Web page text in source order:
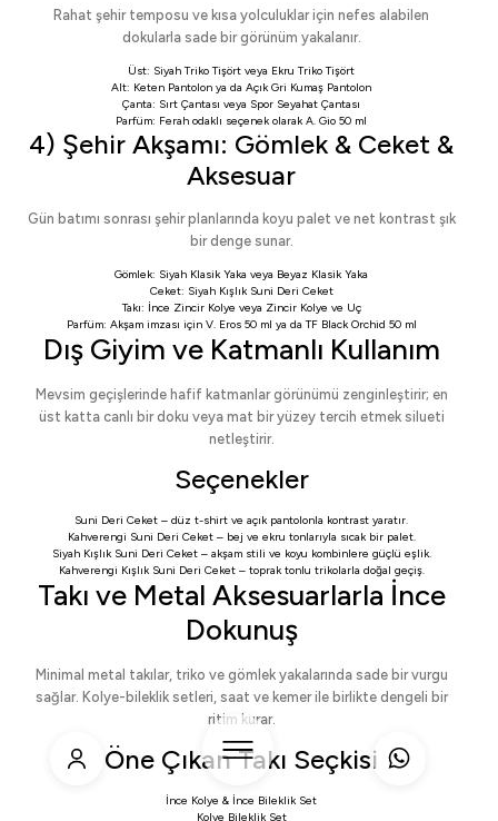
Rahat şehir temposu ve kısa yolculuklar için nefes alabilen
dokularla sade bir görünüm yakalanır.
Üst: Siyah Triko Tişört veya Ekru Triko Tişört
Alt: Keten Pantolon ya da Açık Gri Kumaş Pantolon
Çanta: Sırt Çantası veya Spor Seyahat Çantası
Parfüm: Ferah odaklı seçenek olarak A. Gio 50 ml
4) Şehir Akşamı: Gömlek & Ceket &
Aksesuar
Gün batımı sonrası şehir planlarında koyu palet ve net kontrast şık
bir denge sunar.
Gömlek: Siyah Klasik Yaka veya Beyaz Klasik Yaka
Ceket: Siyah Kışlık Suni Deri Ceket
Takı: İnce Zincir Kolye veya Zincir Kolye ve Uç
Parfüm: Akşam imzası için V. Eros 50 ml ya daTF Black Orchid 50 ml
Dış Giyim ve Katmanlı Kullanım
Mevsim geçişlerinde hafif katmanlar görünümü zenginleştirir; en
üst katta canlı bir doku veya mat bir yüzey tercih etmek silueti
netleştirir.
Seçenekler
Suni Deri Ceket – düz t-shirt ve açık pantolonla kontrast yaratır.
Kahverengi Suni Deri Ceket– bej ve ekru tonlarıyla sıcak bir palet.
Siyah Kışlık Suni Deri Ceket– akşam stili ve koyu kombinlere güçlü eşlik.
Kahverengi Kışlık Suni Deri Ceket– toprak tonlu trikolarla doğal geçiş.
Takı ve Metal Aksesuarlarla İnce
Dokunuş
Minimal metal takılar, triko ve gömlek yakalarında sade bir vurgu
sağlar. Kolye-bileklik setleri, saat ve kemer ile birlikte dengeli bir
ritim kurar.
Öne Çıkan Takı Seçkisi
İnce Kolye & İnce Bileklik Set
Kolye Bileklik Set